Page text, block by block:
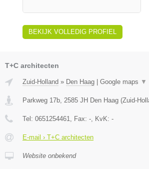
BEKIJK VOLLEDIG PROFIEL
T+C architecten
Zuid-Holland » Den Haag Google maps ▼
Parkweg 17b 2585 JH Den Haag (Zuid-
Tel: 0651254461 , Fax: - , KvK: -
E-mail › T+C architecten
Website onbekend